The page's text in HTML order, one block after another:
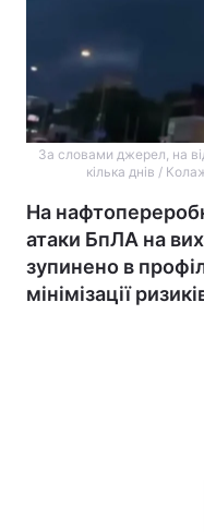
За словами джерел, на
кілька днів /
На
атаки БпЛА на
зупинено в
мінімізації